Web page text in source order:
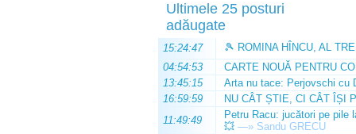
Ultimele 25 posturi
adăugate
15:24:47
🎾 ROMINA HÎNCU, AL
04:54:53
CARTE NOUĂ PENTRU
13:45:15
Arta nu tace: Perjovschi cu
16:59:59
NU CÂT ȘTIE, CI CÂT ÎȘI
11:49:49
Petru Racu: jucători pe pile
💥 —» Sandu GRECU